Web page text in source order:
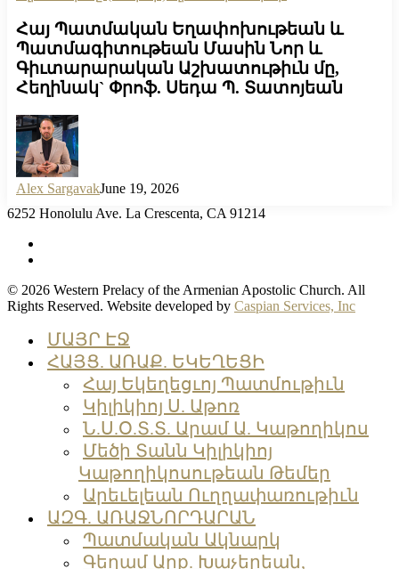
Հայ Պատմական Եղափոխութեան և
Պատմագիտութեան Մասին Նոր և
Գիւտարարական Աշխատութիւն մը,
Հեղինակ` Փրոֆ. Սեդա Պ. Տատոյեան
Alex SargavakJune 19, 2026
6252 Honolulu Ave. La Crescenta, CA 91214
© 2026 Western Prelacy of the Armenian Apostolic Church. All
Rights Reserved. Website developed by Caspian Services, Inc
ՄԱՅՐ ԷՋ
ՀԱՅՑ. ԱՌԱՔ. ԵԿԵՂԵՑԻ
Հայ Եկեղեցւոյ Պատմութիւն
Կիլիկիոյ Ս. Աթոռ
Ն.Ս.Օ.Տ.Տ. Արամ Ա. Կաթողիկոս
Մեծի Տանն Կիլիկիոյ
Կաթողիկոսութեան Թեմեր
Արեւելեան Ուղղափառութիւն
ԱԶԳ. ԱՌԱՋՆՈՐԴԱՐԱՆ
Պատմական Ակնարկ
Գեղամ Արք. Խաչերեան,